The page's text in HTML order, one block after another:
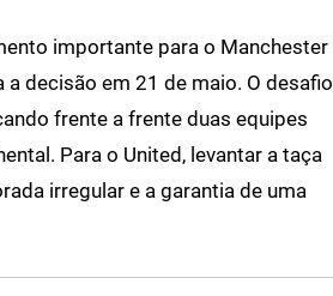
importante para o Manchester
decisão em 21 de maio. O desafio
frente a frente duas equipes
Para o United, levantar a taça
irregular e a garantia de uma